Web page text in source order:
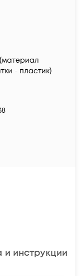
- пластик)
инструкции